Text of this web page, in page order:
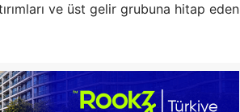
ve üst gelir grubuna hitap eden